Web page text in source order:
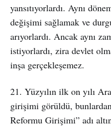
yansıtıyorlardı. Aynı
değişimi sağlamak ve
arıyorlardı. Ancak aynı
istiyorlardı, zira devlet
inşa gerçekleşemez.
21. Yüzyılın ilk on yılı
girişimi görüldü,
Reformu Girişimi” adı